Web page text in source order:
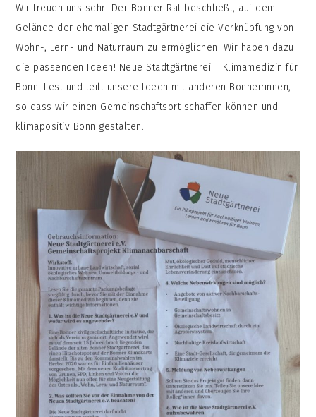
Wir freuen uns sehr! Der Bonner Rat beschließt, auf dem
Gelände der ehemaligen Stadtgärtnerei die Verknüpfung von
Wohn-, Lern- und Naturraum zu ermöglichen. Wir haben dazu
die passenden Ideen! Neue Stadtgärtnerei = Klimamedizin für
Bonn. Lest und teilt unsere Ideen mit anderen Bonner:innen,
so dass wir einen Gemeinschaftsort schaffen können und
klimapositiv Bonn gestalten.